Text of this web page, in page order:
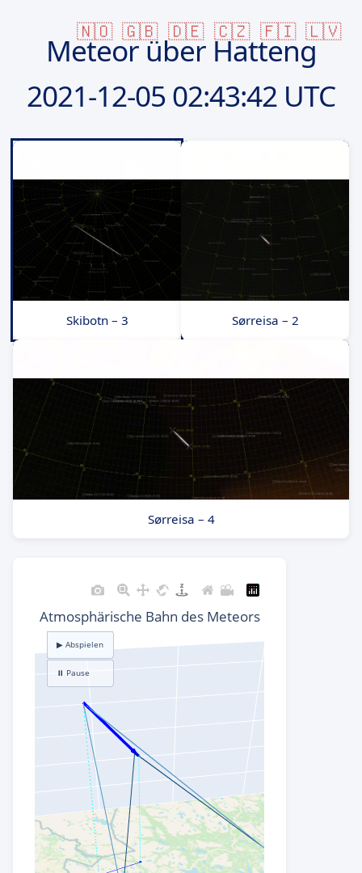
🇳🇴 🇬🇧 🇩🇪 🇨🇿 🇫🇮 🇱🇻
Meteor über Hatteng
2021-12-05 02:43:42 UTC
Skibotn – 3 Sørreisa – 2
Sørreisa – 4